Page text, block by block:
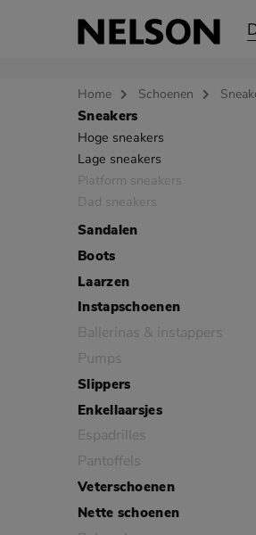
Home Schoenen
Sla categorieën over
Sneakers
Hoge sneakers
Lage sneakers
Platform sneakers
Dad sneakers
Sandalen
Boots
Laarzen
Instapschoenen
Ballerinas & instappers
Pumps
Slippers
Enkellaarsjes
Espadrilles
Pantoffels
Veterschoenen
Nette schoenen